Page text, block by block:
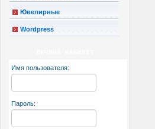
Ювелирные
Wordpress
Имя пользователя:
Пароль: